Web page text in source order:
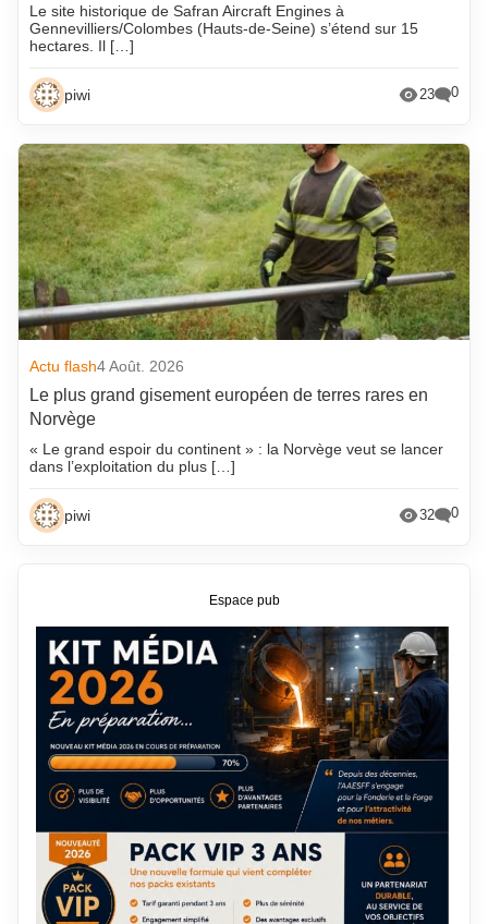
Le site historique de Safran Aircraft Engines à
Gennevilliers/Colombes (Hauts-de-Seine) s’étend sur 15
hectares. Il […]
piwi 23 0
Actu flash4 Août. 2026
Le plus grand gisement européen de terres rares en
Norvège
« Le grand espoir du continent » : la Norvège veut se lancer
dans l’exploitation du plus […]
piwi 32 0
Espace pub